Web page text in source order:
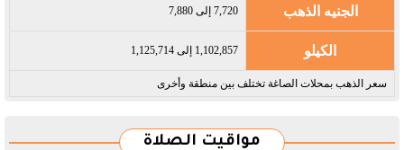
الجنيه الذهب 7,720 إلى 7,880
الكيلو 1,102,857 إلى 1,125,714
سعر الذهب بمحلات الصاغة تختلف بين منطقة وأخرى
مواقيت الصلاة